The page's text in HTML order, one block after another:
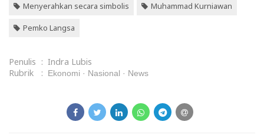
Menyerahkan secara simbolis Muhammad Kurniawan
Pemko Langsa
Penulis : Indra Lubis
Rubrik
: Ekonomi Nasional News